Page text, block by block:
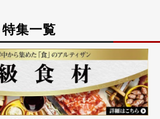
特集一覧